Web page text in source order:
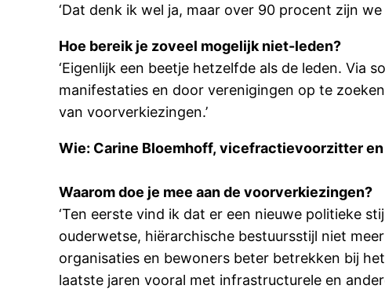
‘Dat denk ik wel ja, maar over 90 procent zijn we
Hoe bereik je zoveel mogelijk niet-leden?
‘Eigenlijk een beetje hetzelfde als de leden. Via
manifestaties en door verenigingen op te
van voorverkiezingen.’
Wie: Carine Bloemhoff, vicefractievoorzitter
Waarom doe je mee aan de voorverkiezingen?
‘Ten eerste vind ik dat er een nieuwe politieke
ouderwetse, hiërarchische bestuursstijl niet
organisaties en bewoners beter betrekken bij
laatste jaren vooral met infrastructurele en